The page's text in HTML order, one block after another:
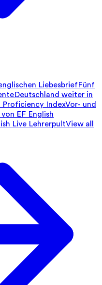
LiebesbriefFünf
Deutschland weiter in
Proficiency IndexVor- und
EF English
Live LehrerpultView all